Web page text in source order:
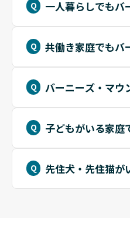
一人暮らしでもバ
共働き家庭でもバ
バーニーズ・マウ
子どもがいる家庭
先住犬・先住猫が